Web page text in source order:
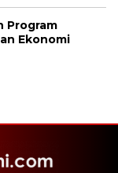
Program
Ekonomi